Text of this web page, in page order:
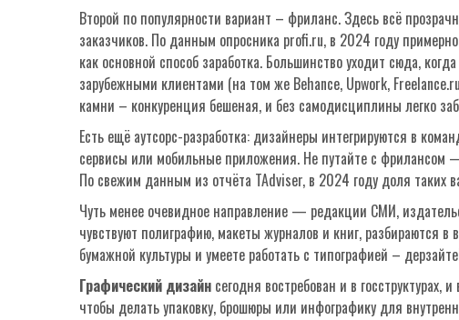
Второй по популярности вариант – фриланс. Здесь всё
заказчиков. По данным опросника profi.ru, в 2024 году
как основной способ заработка. Большинство уходит сюда,
зарубежными клиентами (на том же Behance, Upwork,
камни – конкуренция бешеная, и без самодисциплины легко
Есть ещё аутсорс-разработка: дизайнеры интегрируются в
сервисы или мобильные приложения. Не путайте с фрилансом
По свежим данным из отчёта TAdviser, в 2024 году доля таких
Чуть менее очевидное направление — редакции СМИ,
чувствуют полиграфию, макеты журналов и книг, разбираются
бумажной культуры и умеете работать с типографией –
Графический дизайн сегодня востребован и в
чтобы делать упаковку, брошюры или инфографику для